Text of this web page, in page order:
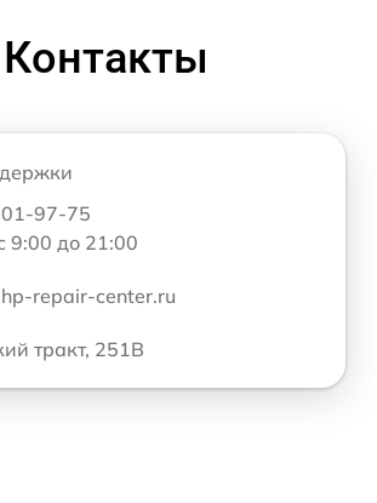
Контакты
97-75
9:00 до 21:00
repair-center.ru
тракт, 251В